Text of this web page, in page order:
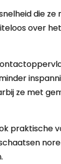
die ze
over
ze met
praktische